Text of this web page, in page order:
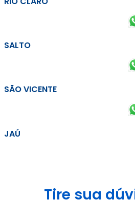
SALTO
SÃO VICENTE
JAÚ
Tire sua